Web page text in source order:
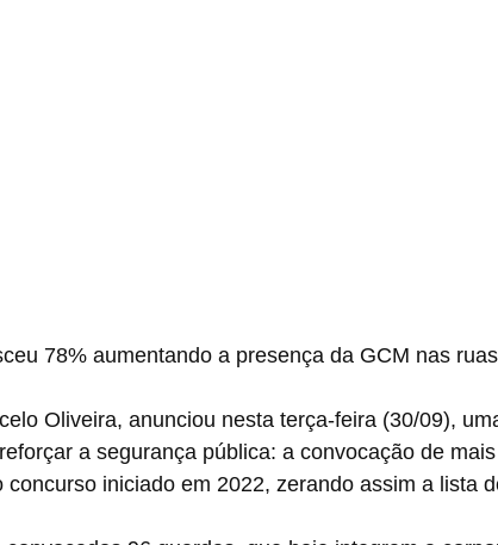
78% aumentando a presença da GCM nas ruas
Oliveira, anunciou nesta terça-feira (30/09),
a segurança pública: a convocação de
concurso iniciado em 2022, zerando assim a lista